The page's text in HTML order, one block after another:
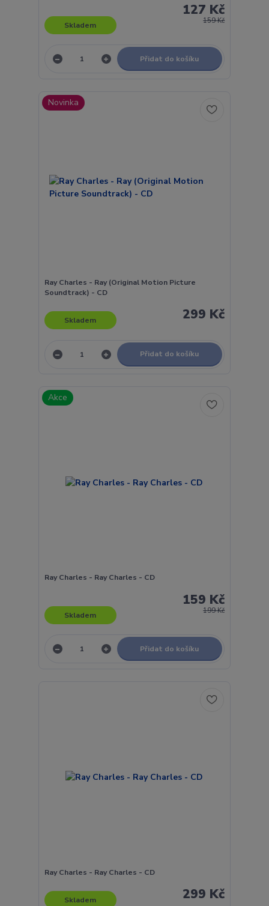
159 Kč
127 Kč
Skladem
Přidat do košíku
Novinka
Ray Charles - Ray (Original Motion Picture
Soundtrack) - CD
299 Kč
Skladem
Přidat do košíku
Akce
Ray Charles - Ray Charles - CD
199 Kč
159 Kč
Skladem
Přidat do košíku
Ray Charles - Ray Charles - CD
299 Kč
Skladem